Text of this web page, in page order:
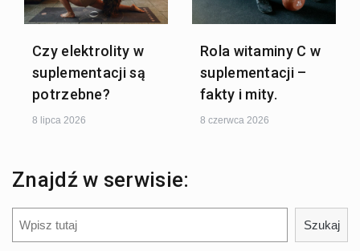
Czy elektrolity w
suplementacji są
potrzebne?
8 lipca 2026
Rola witaminy C w
suplementacji –
fakty i mity.
8 czerwca 2026
Znajdź w serwisie:
Szukaj